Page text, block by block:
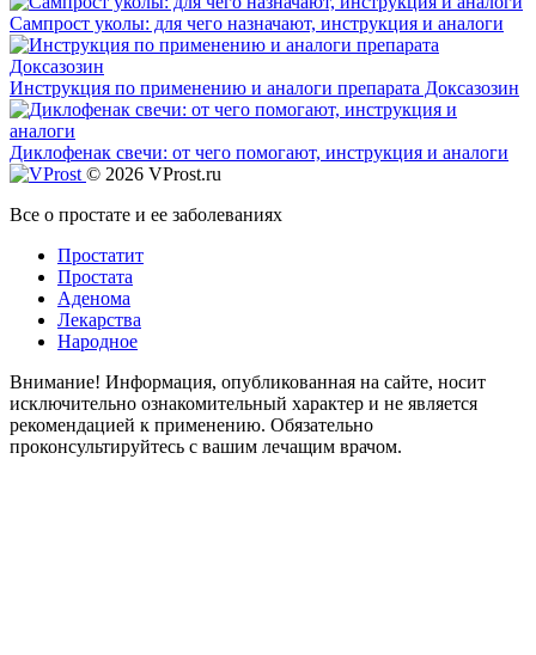
Сампрост уколы: для чего назначают, инструкция и аналоги
Инструкция по применению и аналоги препарата Доксазозин
Диклофенак свечи: от чего помогают, инструкция и аналоги
© 2026 VProst.ru
Все о простате и ее заболеваниях
Простатит
Простата
Аденома
Лекарства
Народное
Внимание! Информация, опубликованная на сайте, носит
исключительно ознакомительный характер и не является
рекомендацией к применению. Обязательно
проконсультируйтесь с вашим лечащим врачом.